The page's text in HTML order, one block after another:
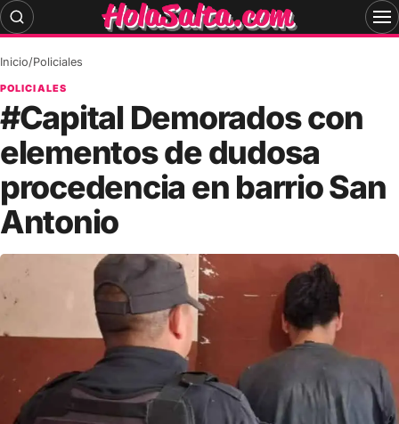
Skip
to
Inicio/Policiales
POLICIALES
#Capital Demorados con
elementos de dudosa
procedencia en barrio San
Antonio